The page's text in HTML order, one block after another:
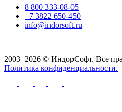
8 800 333-08-05
+7 3822 650-450
info@indorsoft.ru
2003–2026 © ИндорСофт. Все
Политика конфиденциальности.